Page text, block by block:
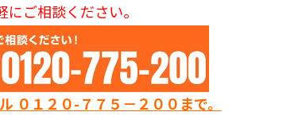
ご相談ください。
０１２０-７７５－２００まで。